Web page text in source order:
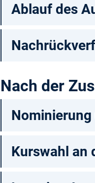
Ablauf des
Nach der
Kurswahl an